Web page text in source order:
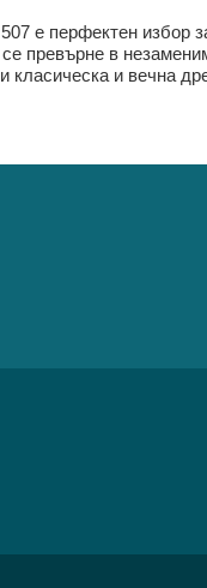
е перфектен избор
превърне в
класическа и вечна